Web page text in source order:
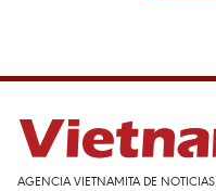
AGENCIA VIETNAMITA DE NOTICIAS